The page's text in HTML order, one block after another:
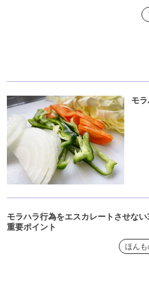
モ
モラハラ行為をエスカレートさせない
重要ポイント
ほん